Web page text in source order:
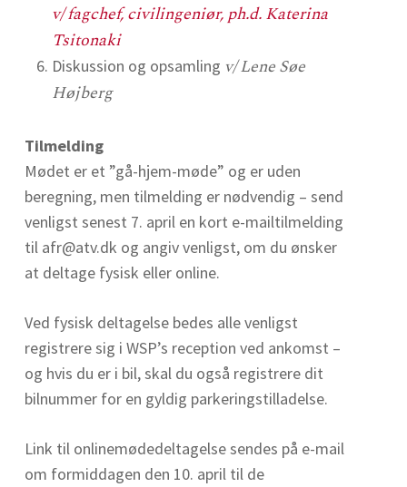
v/ fagchef, civilingeniør, ph.d. Katerina
Tsitonaki
Diskussion og opsamling v/ Lene Søe
Højberg
Tilmelding
Mødet er et ”gå-hjem-møde” og er uden
beregning, men tilmelding er nødvendig – send
venligst senest 7. april en kort e-mailtilmelding
til afr@atv.dk og angiv venligst, om du ønsker
at deltage fysisk eller online.
Ved fysisk deltagelse bedes alle venligst
registrere sig i WSP’s reception ved ankomst –
og hvis du er i bil, skal du også registrere dit
bilnummer for en gyldig parkeringstilladelse.
Link til onlinemødedeltagelse sendes på e-mail
om formiddagen den 10. april til de